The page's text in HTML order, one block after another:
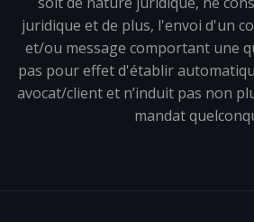
juridique et de plus, l'envoi d'un
et/ou message comportant une
pas pour effet d'établir
avocat/client et n’induit pas non
mandat